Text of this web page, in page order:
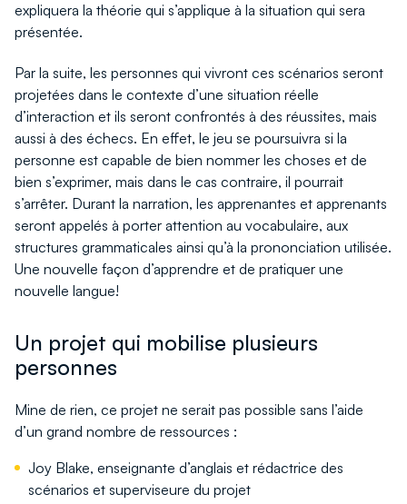
expliquera la théorie qui s’applique à la situation qui sera
présentée.
Par la suite, les personnes qui vivront ces scénarios seront
projetées dans le contexte d’une situation réelle
d’interaction et ils seront confrontés à des réussites, mais
aussi à des échecs. En effet, le jeu se poursuivra si la
personne est capable de bien nommer les choses et de
bien s’exprimer, mais dans le cas contraire, il pourrait
s’arrêter. Durant la narration, les apprenantes et apprenants
seront appelés à porter attention au vocabulaire, aux
structures grammaticales ainsi qu’à la prononciation utilisée.
Une nouvelle façon d’apprendre et de pratiquer une
nouvelle langue!
Un projet qui mobilise plusieurs
personnes
Mine de rien, ce projet ne serait pas possible sans l’aide
d’un grand nombre de ressources :
Joy Blake, enseignante d’anglais et rédactrice des
scénarios et superviseure du projet